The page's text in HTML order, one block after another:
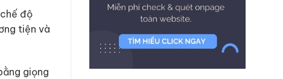
độ
tiện và
giọng